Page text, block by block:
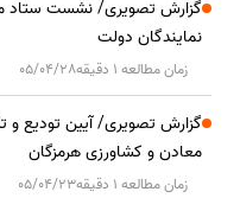
گزارش تصویری/ نشست ستاد
نمایندگان دولت
زمان مطالعه 1 دقیقه 05/04/28
گزارش تصویری/ آیین تودیع و
معادن و کشاورزی هرمزگان
زمان مطالعه 1 دقیقه 05/04/23